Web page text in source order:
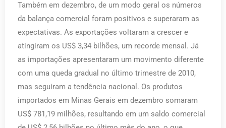
Também em dezembro, de um modo geral os números
da balança comercial foram positivos e superaram as
expectativas. As exportações voltaram a crescer e
atingiram os US$ 3,34 bilhões, um recorde mensal. Já
as importações apresentaram um movimento diferente
com uma queda gradual no último trimestre de 2010,
mas seguiram a tendência nacional. Os produtos
importados em Minas Gerais em dezembro somaram
US$ 781,19 milhões, resultando em um saldo comercial